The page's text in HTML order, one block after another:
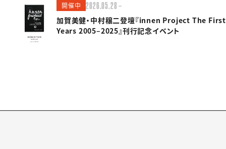
開催中 2026.05.28 —
加賀美健・中村穣二登壇『innen Project The First
Years 2005–2025』刊行記念イベント